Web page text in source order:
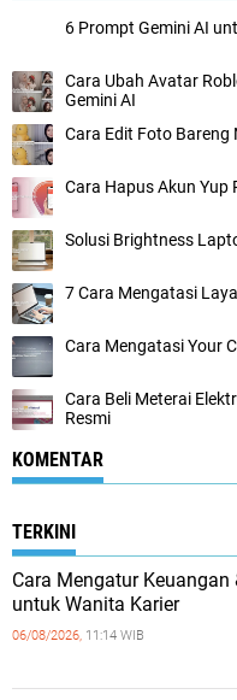
6 Prompt Gemini AI
Cara Ubah Avatar
Gemini AI
Cara Edit Foto Bareng
Cara Hapus Akun Yup
Solusi Brightness
7 Cara Mengatasi
Cara Mengatasi Your
Cara Beli Meterai
Resmi
KOMENTAR
TERKINI
Cara Mengatur Keuangan
untuk Wanita Karier
06/08/2026, 11:14 WIB